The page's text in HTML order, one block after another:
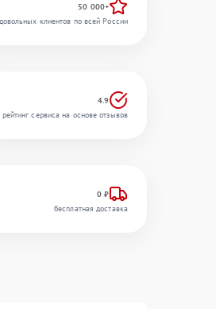
50 000+
довольных клиентов по всей России
4.9
рейтинг сервиса на основе отзывов
0 ₽
бесплатная доставка